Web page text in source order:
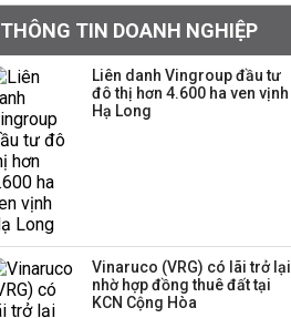
Quy hoạch 4 khu lấn
biển ở Phú Quốc
hàng
Dự án Sheraton Phú
THÔNG TIN DOANH NGHIỆP
Liên danh Vingroup đầu tư
đô thị hơn 4.600 ha ven vịnh
Hạ Long
Vinaruco (VRG) có lãi trở lại
nhờ hợp đồng thuê đất tại
KCN Cộng Hòa